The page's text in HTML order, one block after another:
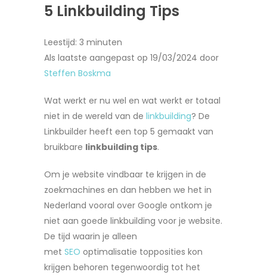
5 Linkbuilding Tips
Leestijd: 3 minuten
Als laatste aangepast op 19/03/2024 door
Steffen Boskma
Wat werkt er nu wel en wat werkt er totaal
niet in de wereld van de linkbuilding? De
Linkbuilder heeft een top 5 gemaakt van
bruikbare linkbuilding tips.
Om je website vindbaar te krijgen in de
zoekmachines en dan hebben we het in
Nederland vooral over Google ontkom je
niet aan goede linkbuilding voor je website.
De tijd waarin je alleen
met SEO optimalisatie topposities kon
krijgen behoren tegenwoordig tot het